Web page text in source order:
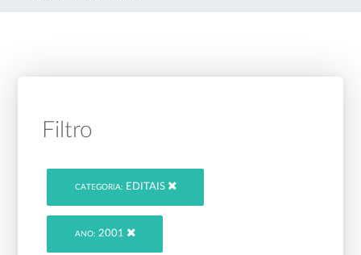
Filtro
CATEGORIA: EDITAIS
ANO: 2001